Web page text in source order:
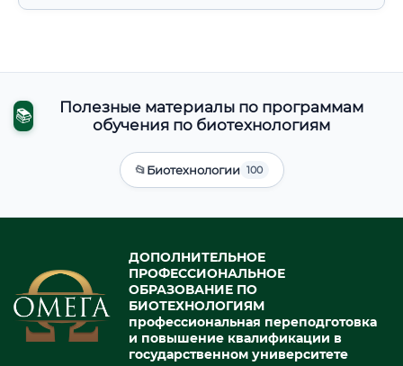
📚
Полезные материалы по программам
обучения по биотехнологиям
📂Биотехнологии 100
ДОПОЛНИТЕЛЬНОЕ
ПРОФЕССИОНАЛЬНОЕ
ОБРАЗОВАНИЕ ПО
БИОТЕХНОЛОГИЯМ
профессиональная переподготовка
и повышение квалификации в
государственном университете